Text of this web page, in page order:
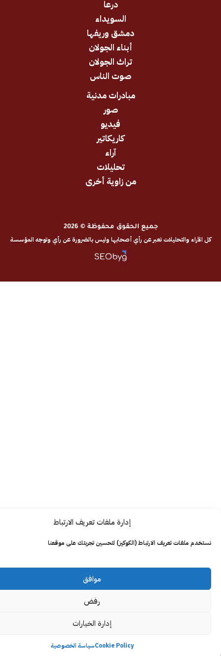
إدارة ملفات تعريف الارتباط
تعريف الارتباط (الكوكيز) لتحسين تجربتك على موقعنا
إدارة الخيارات
Cookie Policyسياسة الخصوصية
دمشق وريفها
أبناء الجولان
تراث الجولان
صوت الناس
مبادرات مدنية
من زاوية أخرى
جميع الحقوق محفوظة © 2026
تعبر عن رأي أصحابها وليس بالضرورة عن رأي وتوجه المؤسسة